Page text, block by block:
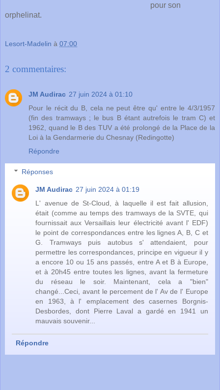
pour son
orphelinat.
Lesort-Madelin à 07:00
2 commentaires:
JM Audirac 27 juin 2024 à 01:10
Pour le récit du B, cela ne peut être qu' entre le 4/3/1957
(fin des tramways ; le bus B étant autrefois le tram C) et
1962, quand le B des TUV a été prolongé de la Place de la
Loi à la Gendarmerie du Chesnay (Redingotte)
Répondre
Réponses
JM Audirac 27 juin 2024 à 01:19
L' avenue de St-Cloud, à laquelle il est fait allusion,
était (comme au temps des tramways de la SVTE, qui
fournissait aux Versaillais leur électricité avant l' EDF)
le point de correspondances entre les lignes A, B, C et
G. Tramways puis autobus s' attendaient, pour
permettre les correspondances, principe en vigueur il y
a encore 10 ou 15 ans passés, entre A et B à Europe,
et à 20h45 entre toutes les lignes, avant la fermeture
du réseau le soir. Maintenant, cela a "bien"
changé...Ceci, avant le percement de l' Av de l' Europe
en 1963, à l' emplacement des casernes Borgnis-
Desbordes, dont Pierre Laval a gardé en 1941 un
mauvais souvenir...
Répondre